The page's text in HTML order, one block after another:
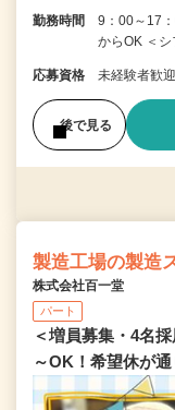
勤務時間
9：00～17
からOK ＜
応募資格 未経験者歓
後で見る
製造工場の製造
株式会社百一堂
パート
＜増員募集・4名
～OK！希望休が